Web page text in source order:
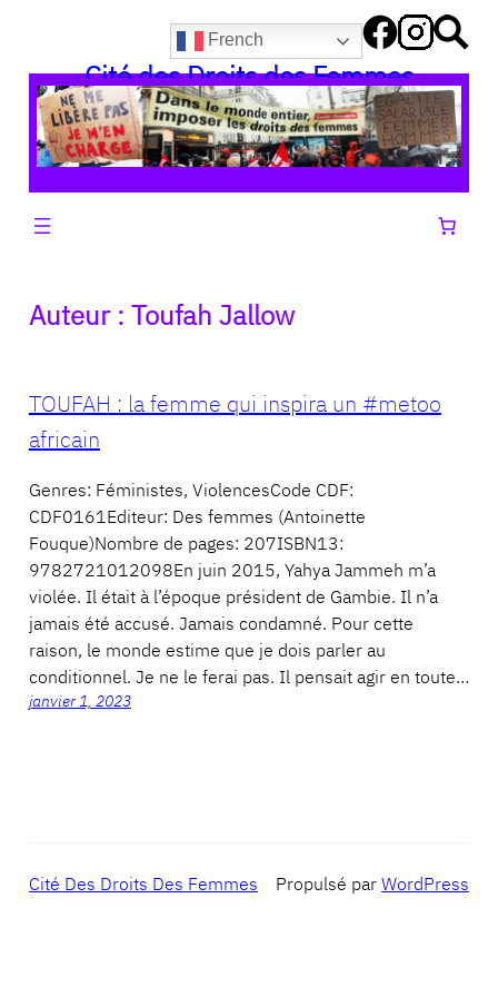
contenu
French
Cité des Droits des Femmes
Auteur : Toufah Jallow
TOUFAH : la femme qui inspira un #metoo
africain
Genres: Féministes, ViolencesCode CDF:
CDF0161Editeur: Des femmes (Antoinette
Fouque)Nombre de pages: 207ISBN13:
9782721012098En juin 2015, Yahya Jammeh m’a
violée. Il était à l’époque président de Gambie. Il n’a
jamais été accusé. Jamais condamné. Pour cette
raison, le monde estime que je dois parler au
conditionnel. Je ne le ferai pas. Il pensait agir en toute…
janvier 1, 2023
Cité Des Droits Des Femmes Propulsé parWordPress